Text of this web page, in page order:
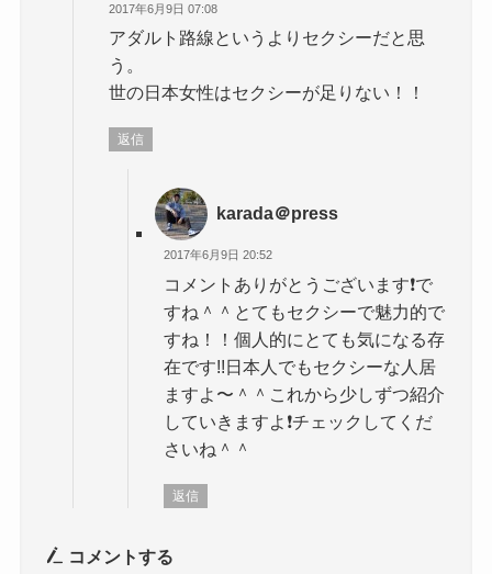
2017年6月9日 07:08
アダルト路線というよりセクシーだと思
う。
世の日本女性はセクシーが足りない！！
返信
karada＠press
2017年6月9日 20:52
コメントありがとうございます❗️で
すね＾＾とてもセクシーで魅力的で
すね！！個人的にとても気になる存
在です!!日本人でもセクシーな人居
ますよ〜＾＾これから少しずつ紹介
していきますよ❗️チェックしてくだ
さいね＾＾
返信
コメントする